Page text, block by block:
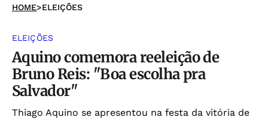
HOME>ELEIÇÕES
ELEIÇÕES
Aquino comemora reeleição de
Bruno Reis: "Boa escolha pra
Salvador"
Thiago Aquino se apresentou na festa da vitória de